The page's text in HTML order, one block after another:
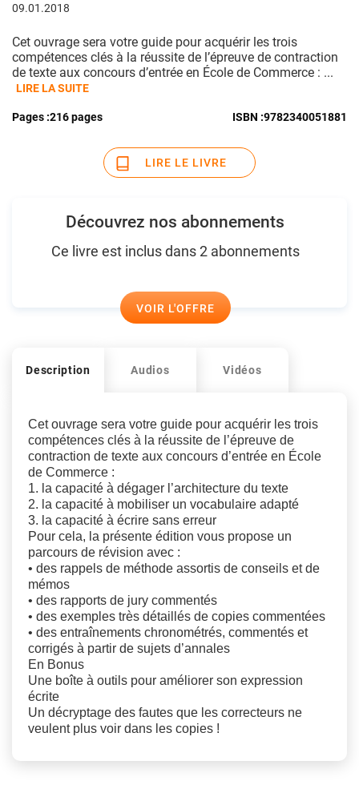
09.01.2018
Cet ouvrage sera votre guide pour acquérir les trois
compétences clés à la réussite de l’épreuve de contraction
de texte aux concours d’entrée en École de Commerce : ...
LIRE LA SUITE
Pages :216 pages ISBN :9782340051881
LIRE LE LIVRE
Découvrez nos abonnements
Ce livre est inclus dans 2 abonnements
VOIR L'OFFRE
Vidéos
Audios
Description
Cet ouvrage sera votre guide pour acquérir les trois
compétences clés à la réussite de l’épreuve de
contraction de texte aux concours d’entrée en École
de Commerce :
1. la capacité à dégager l’architecture du texte
2. la capacité à mobiliser un vocabulaire adapté
3. la capacité à écrire sans erreur
Pour cela, la présente édition vous propose un
parcours de révision avec :
• des rappels de méthode assortis de conseils et de
mémos
• des rapports de jury commentés
• des exemples très détaillés de copies commentées
• des entraînements chronométrés, commentés et
corrigés à partir de sujets d’annales
En Bonus
Une boîte à outils pour améliorer son expression
écrite
Un décryptage des fautes que les correcteurs ne
veulent plus voir dans les copies !